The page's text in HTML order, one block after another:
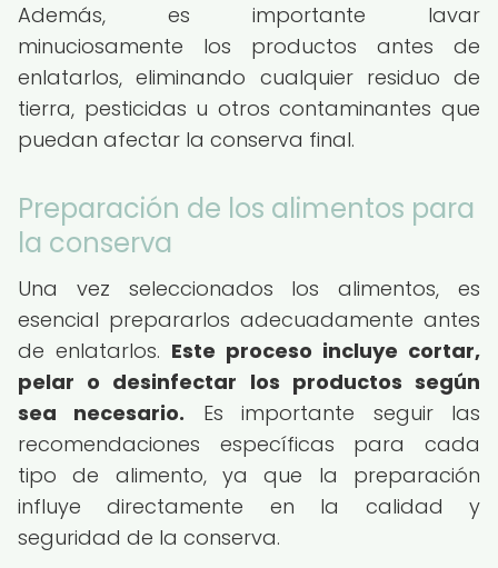
Además, es importante lavar
minuciosamente los productos antes de
enlatarlos, eliminando cualquier residuo de
tierra, pesticidas u otros contaminantes que
puedan afectar la conserva final.
Preparación de los alimentos para
la conserva
Una vez seleccionados los alimentos, es
esencial prepararlos adecuadamente antes
de enlatarlos. Este proceso incluye cortar,
pelar o desinfectar los productos según
sea necesario. Es importante seguir las
recomendaciones específicas para cada
tipo de alimento, ya que la preparación
influye directamente en la calidad y
seguridad de la conserva.